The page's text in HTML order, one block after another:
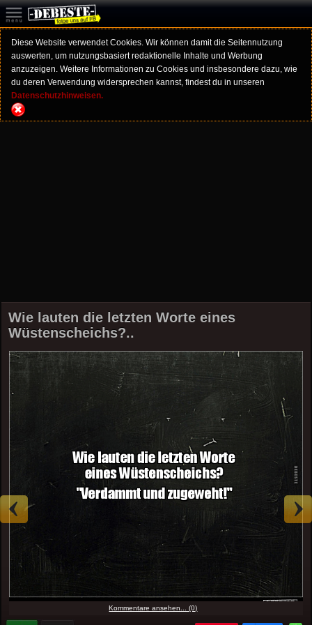
Diese Website verwendet Cookies. Wir können damit die Seitennutzung
auswerten, um nutzungsbasiert redaktionelle Inhalte und Werbung
anzuzeigen. Weitere Informationen zu Cookies und insbesondere dazu, wie
du deren Verwendung widersprechen kannst, findest du in unseren
Datenschutzhinweisen.
Wie lauten die letzten Worte eines
Wüstenscheichs?..
Kommentare ansehen... (0)